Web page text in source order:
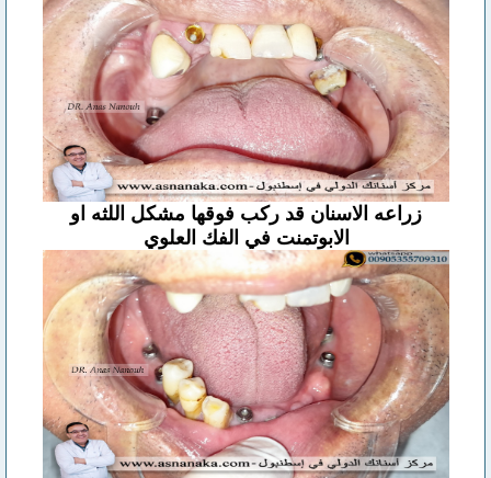
زراعه الاسنان قد ركب فوقها مشكل اللثه او
الابوتمنت في الفك العلوي